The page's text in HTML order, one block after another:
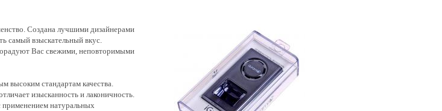
Создана лучшими дизайнерами
самый взыскательный вкус.
Вас свежими, неповторимыми
высоким стандартам качества.
изысканность и лаконичность.
применением натуральных